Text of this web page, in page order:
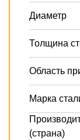
Диаметр
Толщина
Область
Марка
(страна)